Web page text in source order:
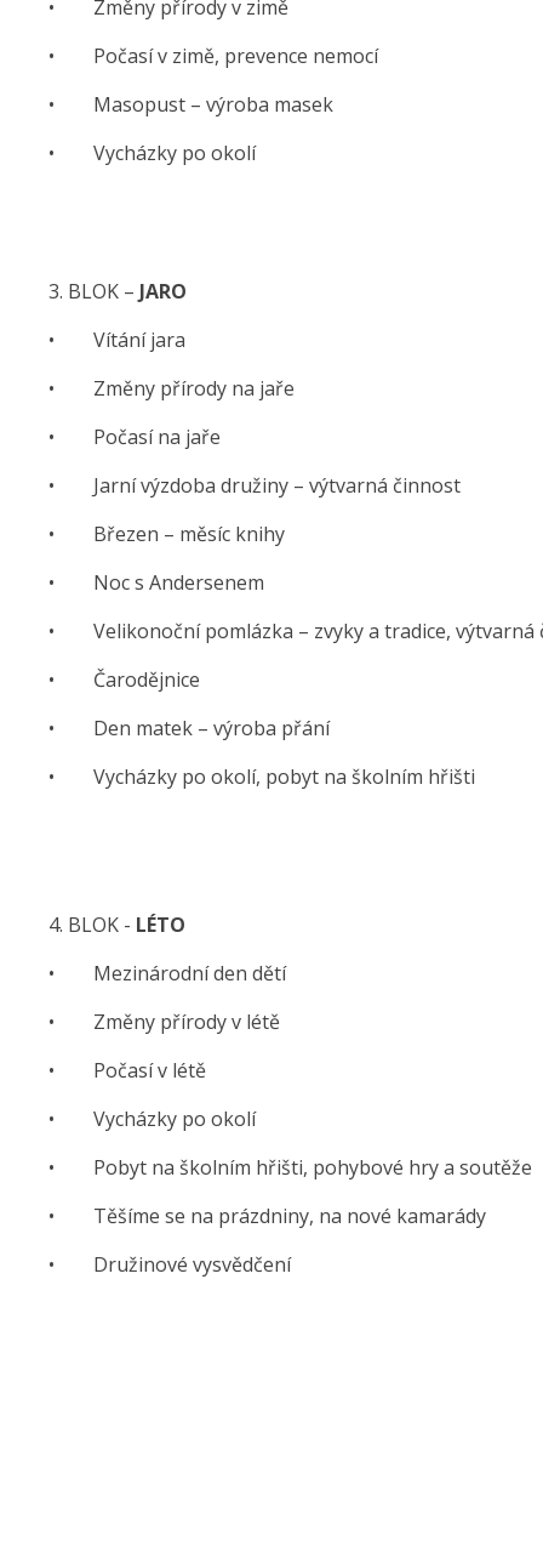
• Změny přírody v zimě
• Počasí v zimě, prevence nemocí
• Masopust – výroba masek
• Vycházky po okolí
3. BLOK – JARO
• Vítání jara
• Změny přírody na jaře
• Počasí na jaře
• Jarní výzdoba družiny – výtvarná činnost
• Březen – měsíc knihy
• Noc s Andersenem
• Velikonoční pomlázka – zvyky a tradice, výtvarná
• Čarodějnice
• Den matek – výroba přání
• Vycházky po okolí, pobyt na školním hřišti
4. BLOK - LÉTO
• Mezinárodní den dětí
• Změny přírody v létě
• Počasí v létě
• Vycházky po okolí
• Pobyt na školním hřišti, pohybové hry a soutěže
• Těšíme se na prázdniny, na nové kamarády
• Družinové vysvědčení